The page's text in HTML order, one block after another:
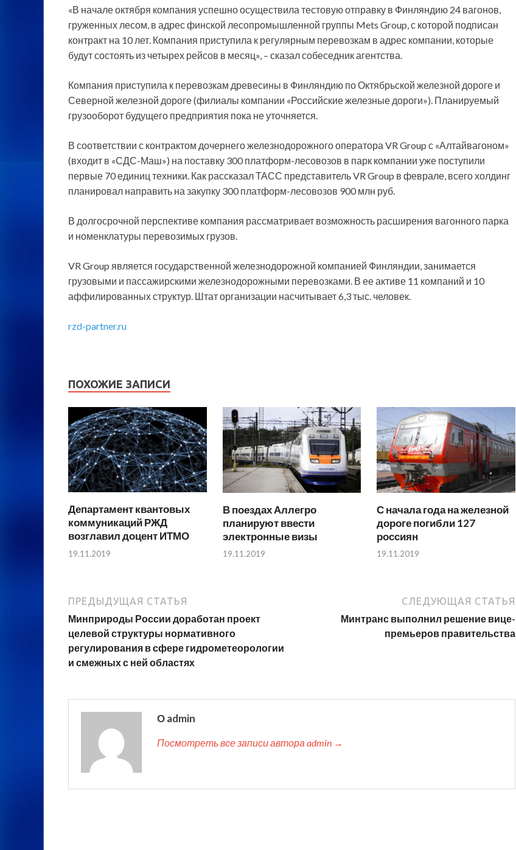
«В началеоктября компания успешно осуществила тестовую отправку в Финляндию 24 вагонов,
груженных лесом, в адрес финской лесопромышленной группы Mets Group, с которой подписан
контракт на 10 лет. Компания приступила к регулярным перевозкам в адрес компании, которые
будут состоять из четырех рейсов в месяц», – сказал собеседник агентства.
Компания приступила к перевозкам древесины в Финляндию по Октябрьской железной дороге и
Северной железной дороге (филиалы компании «Российские железные дороги»). Планируемый
грузооборот будущего предприятия пока не уточняется.
В соответствии с контрактом дочернего железнодорожного оператора VR Group с «Алтайвагоном»
(входит в «СДС-Маш») на поставку 300 платформ-лесовозов в парк компании уже поступили
первые 70 единиц техники. Как рассказал ТАСС представитель VR Group в феврале, всего холдинг
планировал направить на закупку 300 платформ-лесовозов 900 млн руб.
В долгосрочной перспективе компания рассматривает возможность расширения вагонного парка
и номенклатуры перевозимых грузов.
VR Group является государственной железнодорожной компанией Финляндии, занимается
грузовыми и пассажирскими железнодорожными перевозками. В ее активе 11 компаний и 10
аффилированных структур. Штат организации насчитывает 6,3 тыс. человек.
rzd-partner.ru
ПОХОЖИЕ ЗАПИСИ
Департамент квантовых
коммуникаций РЖД
возглавил доцент ИТМО
19.11.2019
В поездах Аллегро
планируют ввести
электронные визы
19.11.2019
С начала года на железной
дороге погибли 127
россиян
19.11.2019
ПРЕДЫДУЩАЯ СТАТЬЯ
Минприроды России доработан проект
целевой структуры нормативного
регулирования в сфере гидрометеорологии
и смежных с ней областях
СЛЕДУЮЩАЯ СТАТЬЯ
Минтранс выполнил решение вице-
премьеров правительства
О admin
Посмотреть все записи автора admin →